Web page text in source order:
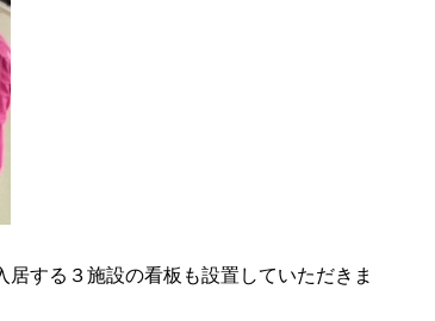
する３施設の看板も設置していただきま